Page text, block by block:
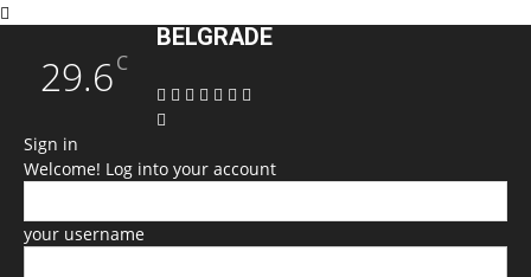
29.6C
BELGRADE
Sign in
Welcome! Log into your account
your username